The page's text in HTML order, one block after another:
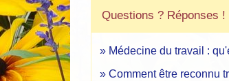
Questions ? Réponses !
Médecine du travail :
Comment être reconnu